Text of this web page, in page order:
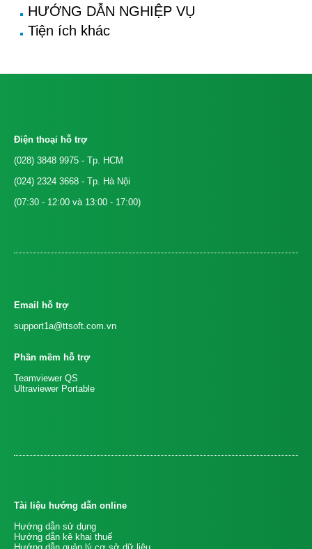
HƯỚNG DẪN NGHIỆP VỤ
Tiện ích khác
Điện thoại hỗ trợ
(028) 3848 9975 - Tp. HCM
(024) 2324 3668 - Tp. Hà Nội
(07:30 - 12:00 và 13:00 - 17:00)
Email hỗ trợ
support1a@ttsoft.com.vn
Phần mềm hỗ trợ
Teamviewer QS
Ultraviewer Portable
Tài liệu hướng dẫn online
Hướng dẫn sử dụng
Hướng dẫn kê khai thuế